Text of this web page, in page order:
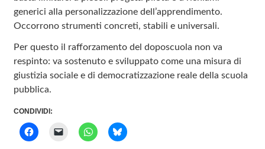
generici alla personalizzazione dell’apprendimento.
Occorrono strumenti concreti, stabili e universali.
Per questo il rafforzamento del doposcuola non va
respinto: va sostenuto e sviluppato come una misura di
giustizia sociale e di democratizzazione reale della scuola
pubblica.
CONDIVIDI: